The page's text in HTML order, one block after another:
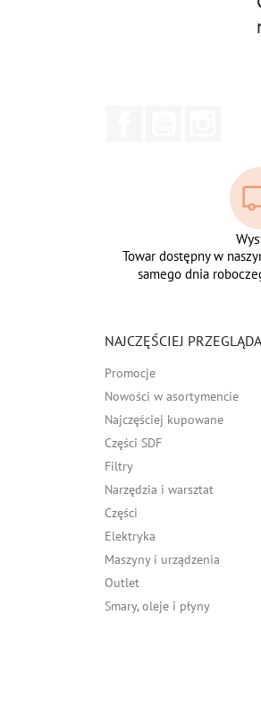
Towar dostępny w
samego dnia
NAJCZĘŚCIEJ
Promocje
Nowości w asortymencie
Najczęściej kupowane
Części SDF
Filtry
Narzędzia i warsztat
Części
Elektryka
Maszyny i urządzenia
Outlet
Smary, oleje i płyny